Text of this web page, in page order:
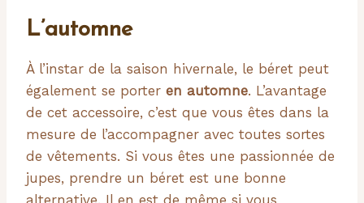
L’automne
À l’instar de la saison hivernale, le béret peut
également se porter en automne. L’avantage
de cet accessoire, c’est que vous êtes dans la
mesure de l’accompagner avec toutes sortes
de vêtements. Si vous êtes une passionnée de
jupes, prendre un béret est une bonne